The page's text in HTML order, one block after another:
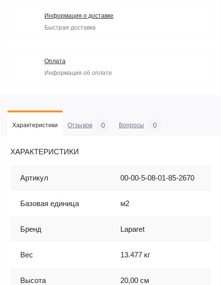
Информация о доставке
Быстрая доставка
Оплата
Информация об оплате
Характеристики Отзывов 0 Вопросы 0
ХАРАКТЕРИСТИКИ
Артикул 00-00-5-08-01-85-2670
Базовая единица м2
Бренд Laparet
Вес 13.477 кг
Высота 20,00 см